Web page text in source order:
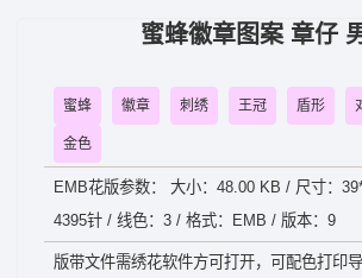
蜜蜂徽章图案 章仔
蜜蜂 徽章 刺绣 王冠 盾形
金色
EMB花版参数： 大小：48.00 KB / 尺寸：
4395针 / 线色：3 / 格式：EMB / 版本：9
版带文件需绣花软件方可打开，可配色打印